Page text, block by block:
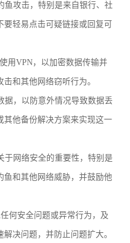
鱼攻击，特别是来自银行、社
轻易点击可疑链接或回复可
用VPN，以加密数据传输并
和其他网络窃听行为。
据，以防意外情况导致数据丢
其他备份解决方案来实现这一
于网络安全的重要性，特别是
鱼和其他网络威胁，并鼓励他
何安全问题或异常行为，及
决问题，并防止问题扩大。